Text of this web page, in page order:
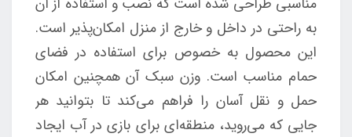
به راحتی در داخل و خارج از منزل امکان‌پذیر است.
این محصول به خصوص برای استفاده در فضای
حمام مناسب است. وزن سبک آن همچنین امکان
حمل و نقل آسان را فراهم می‌کند تا بتوانید هر
جایی که می‌روید، منطقه‌ای برای بازی در آب ایجاد